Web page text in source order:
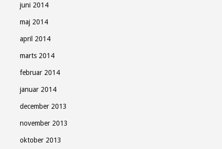
juni 2014
maj 2014
april 2014
marts 2014
februar 2014
januar 2014
december 2013
november 2013
oktober 2013